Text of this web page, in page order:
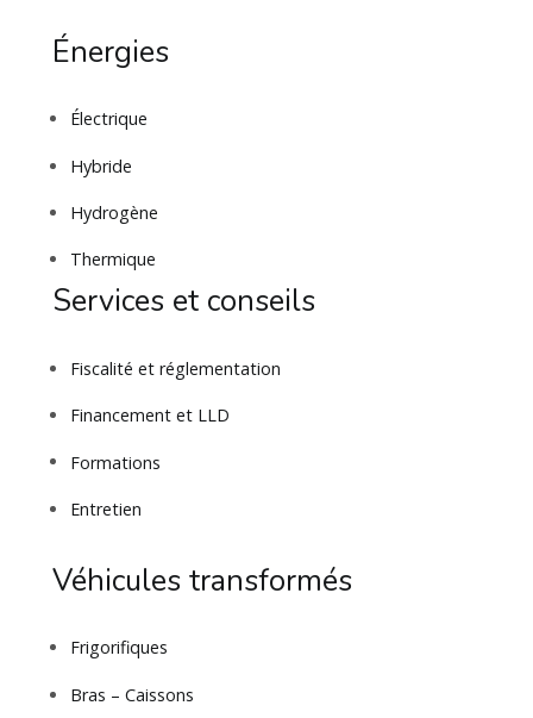
Énergies
Électrique
Hybride
Hydrogène
Thermique
Services et conseils
Fiscalité et réglementation
Financement et LLD
Formations
Entretien
Véhicules transformés
Frigorifiques
Bras – Caissons